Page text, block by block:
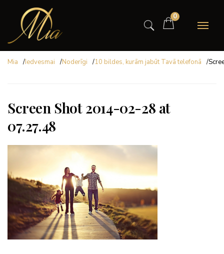
0
Mia /Iedvesmai /Noderīgi /10 bildes, kurām jabūt Tavā telefonā /
Screen Shot 2014-02-28 at
07.27.48